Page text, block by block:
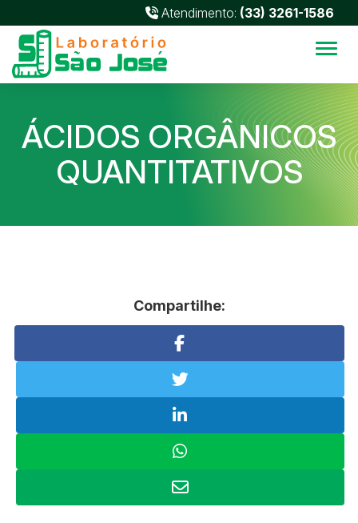
Atendimento: (33) 3261-1586
ÁCIDOS ORGÂNICOS
QUANTITATIVOS
Compartilhe: